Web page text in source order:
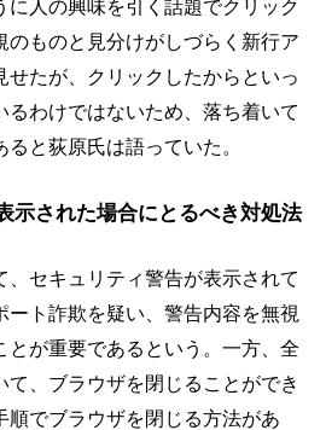
に人の興味を引く話題でクリック
のものと見分けがしづらく新行ア
せたが、クリックしたからといっ
るわけではないため、落ち着いて
と荻原氏は語っていた。
示された場合にとるべき対処法
、セキュリティ警告が表示されて
ート詐欺を疑い、警告内容を無視
とが重要であるという。一方、全
、ブラウザを閉じることができ
順でブラウザを閉じる方法があ